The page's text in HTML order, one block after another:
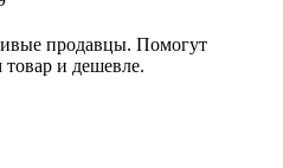
продавцы. Помогут
и дешевле.